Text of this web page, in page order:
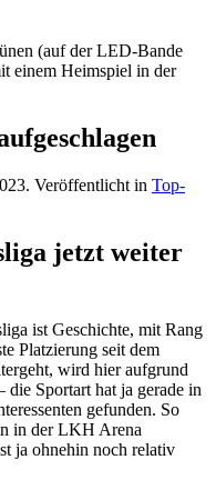
. Veröffentlicht in Top-
jetzt weiter
ist Geschichte, mit Rang
Platzierung seit dem
wird hier aufgrund
Sportart hat ja gerade in
gefunden. So
in der LKH Arena
ja ohnehin noch relativ